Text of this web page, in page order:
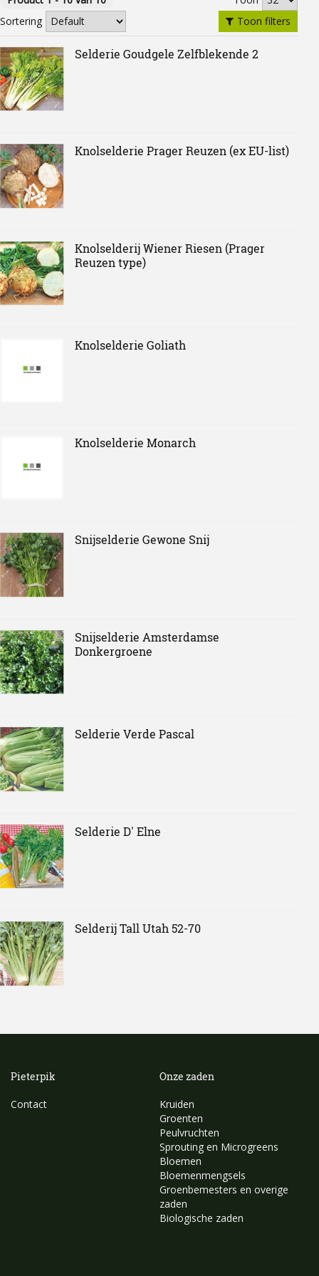
Sortering
Toon filters
Selderie Goudgele Zelfblekende 2
Knolselderie Prager Reuzen (ex EU-list)
Knolselderij Wiener Riesen (Prager
Reuzen type)
Knolselderie Goliath
Knolselderie Monarch
Snijselderie Gewone Snij
Snijselderie Amsterdamse
Donkergroene
Selderie Verde Pascal
Selderie D' Elne
Selderij Tall Utah 52-70
Pieterpik
Contact
Onze zaden
Kruiden
Groenten
Peulvruchten
Sprouting en Microgreens
Bloemen
Bloemenmengsels
Groenbemesters en overige
zaden
Biologische zaden